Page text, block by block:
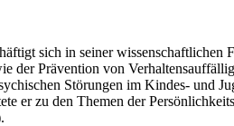
sich in seiner wissenschaftlichen
der Prävention von
Störungen im Kindes- und
er zu den Themen der